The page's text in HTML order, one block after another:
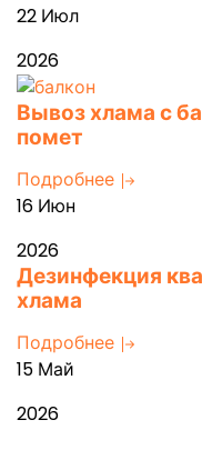
22 Июл
2026
Вывоз хлама с
помет
Подробнее
16 Июн
2026
Дезинфекция
хлама
Подробнее
15 Май
2026